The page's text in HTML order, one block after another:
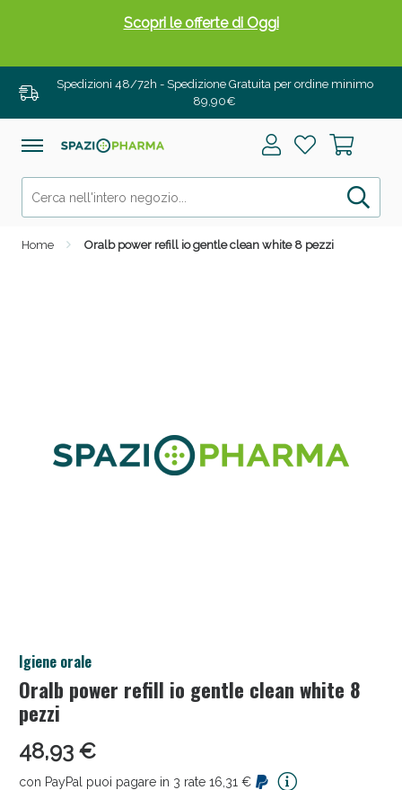
Spedizioni 48/72h - Spedizione Gratuita per ordine minimo
89,90€
Home Oralb power refill io gentle clean white 8 pezzi
Igiene orale
Oralb power refill io gentle clean white 8
pezzi
48,93 €
con PayPal puoi pagare in 3 rate 16,31 €
Scopri le offerte di Oggi
Salini e Multivitaminici: oggi Sconto extra fino al